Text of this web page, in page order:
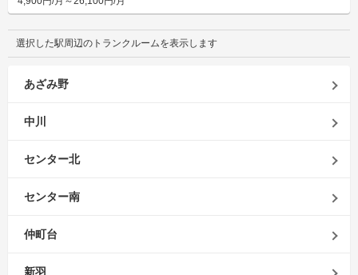
選択した駅周辺のトランクルームを表示します
あざみ野
中川
センター北
センター南
仲町台
新羽